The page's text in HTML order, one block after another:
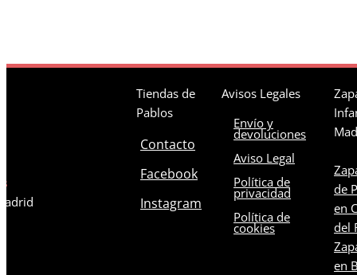
Tiendas de
Pablos
Contacto
Facebook
Instagram
Avisos Legales
Envío y
devoluciones
Aviso Legal
Política de
privacidad
Política de
cookies
de
en
del
en